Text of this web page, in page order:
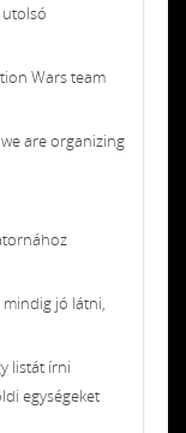
Wars team
are organizing
mindig jó látni,
listát írni
egységeket